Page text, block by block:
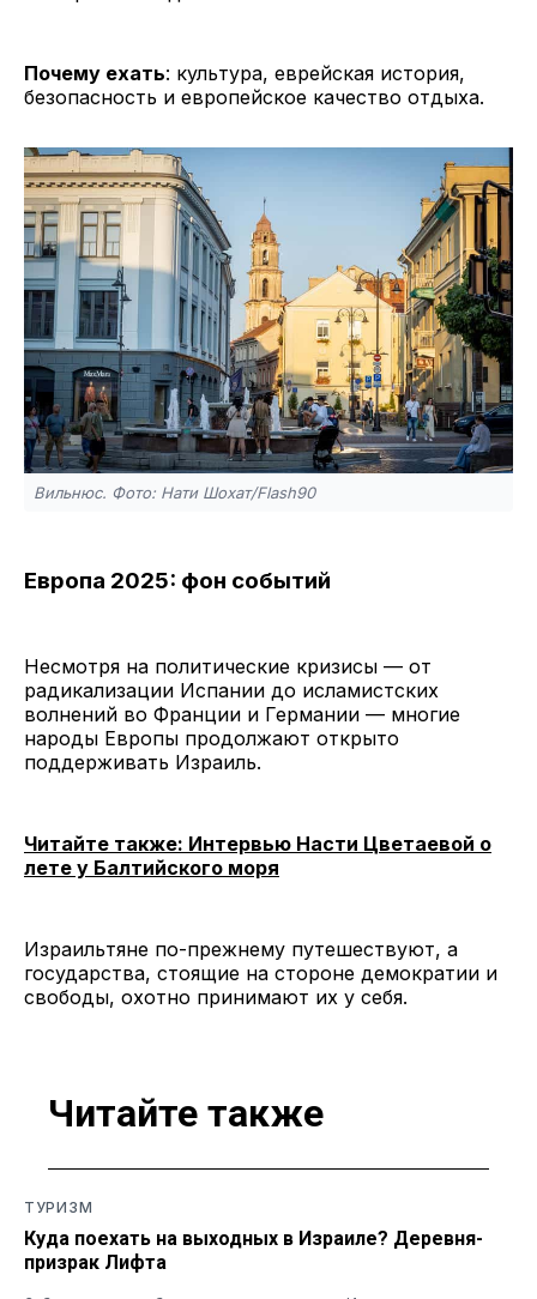
Почему ехать: культура, еврейская история,
безопасность и европейское качество отдыха.
Вильнюс. Фото: Нати Шохат/Flash90
Европа 2025: фон событий
Несмотря на политические кризисы — от
радикализации Испании до исламистских
волнений во Франции и Германии — многие
народы Европы продолжают открыто
поддерживать Израиль.
Читайте также: Интервью Насти Цветаевой о
лете у Балтийского моря
Израильтяне по-прежнему путешествуют, а
государства, стоящие на стороне демократии и
свободы, охотно принимают их у себя.
Читайте также
ТУРИЗМ
Куда поехать на выходных в Израиле? Деревня-
призрак Лифта